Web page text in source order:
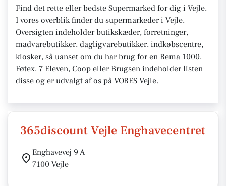
Find det rette eller bedste Supermarked for dig i Vejle.
I vores overblik finder du supermarkeder i Vejle.
Oversigten indeholder butikskæder, forretninger,
madvarebutikker, dagligvarebutikker, indkøbscentre,
kiosker, så uanset om du har brug for en Rema 1000,
Føtex, 7 Eleven, Coop eller Brugsen indeholder listen
disse og er udvalgt af os på VORES Vejle.
365discount Vejle Enghavecentret
Enghavevej 9 A
7100 Vejle